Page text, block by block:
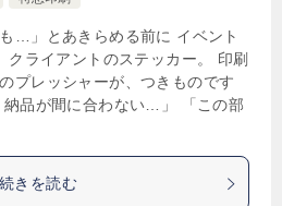
…」とあきらめる前に イベント
クライアントのステッカー。 印刷
プレッシャーが、つきものです
納品が間に合わない…」 「この部
続きを読む